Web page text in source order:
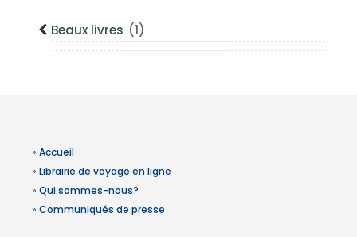
Beaux livres (1)
» Accueil
» Librairie de voyage en ligne
» Qui sommes-nous?
» Communiqués de presse